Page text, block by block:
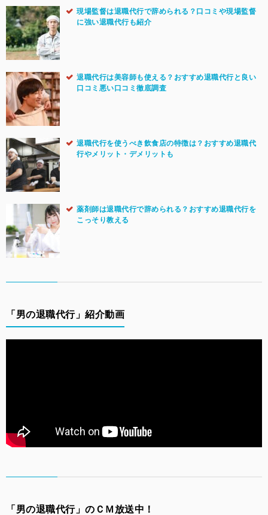
現場監督は退職代行で辞められる？口コミや現場監督
に強い退職代行も紹介
退職代行は美容師も使える？おすすめ退職代行と良い
口コミ悪い口コミ徹底調査
退職代行を使うべき飲食店の特徴は？おすすめ退職代
行やメリット・デメリットも
薬剤師は退職代行で辞められる？おすすめ退職代行を
こっそり教える
「男の退職代行」紹介動画
「男の退職代行」のＣＭ放送中！